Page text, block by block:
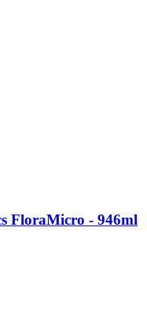
FloraMicro - 946ml